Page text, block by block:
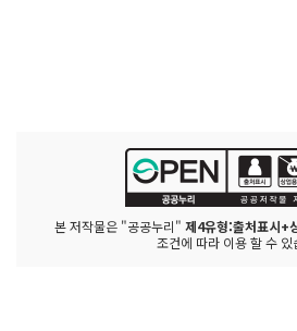
본 저작물은 "공공누리" 제4유형:출처표시+
조건에 따라 이용 할 수 있